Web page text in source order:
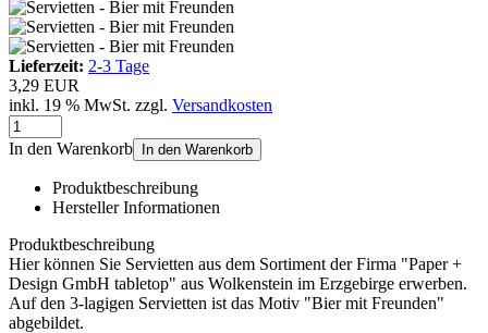
Lieferzeit: 2-3 Tage
3,29 EUR
inkl. 19 % MwSt. zzgl. Versandkosten
In den Warenkorb In den Warenkorb
Produktbeschreibung
Hersteller Informationen
Produktbeschreibung
Hier können Sie Servietten aus dem Sortiment der Firma "Paper +
Design GmbH tabletop" aus Wolkenstein im Erzgebirge erwerben.
Auf den 3-lagigen Servietten ist das Motiv "Bier mit Freunden"
abgebildet.